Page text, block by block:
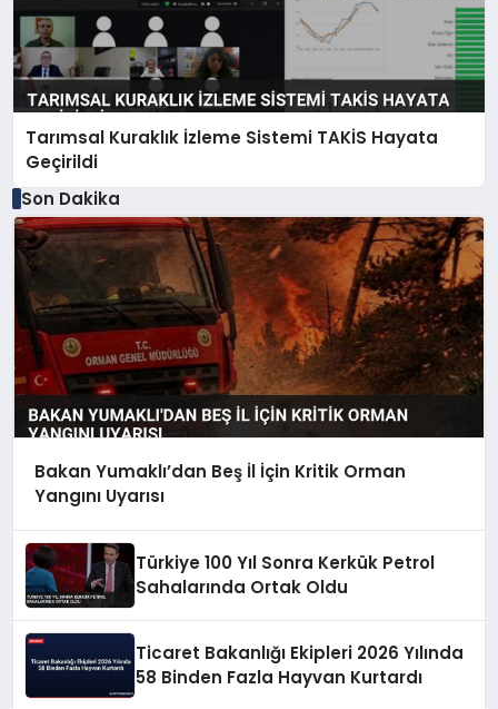
Tarımsal Kuraklık İzleme Sistemi TAKİS Hayata
Geçirildi
Son Dakika
Bakan Yumaklı’dan Beş İl İçin Kritik Orman
Yangını Uyarısı
Türkiye 100 Yıl Sonra Kerkük Petrol
Sahalarında Ortak Oldu
Ticaret Bakanlığı Ekipleri 2026 Yılında
58 Binden Fazla Hayvan Kurtardı